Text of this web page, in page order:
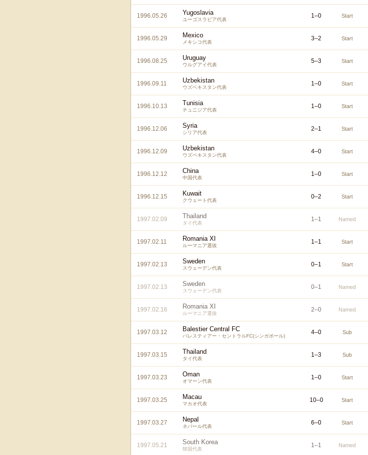
1996.05.26 Yugoslavia
ユーゴスラビア代表
1–0 Start
1996.05.29 Mexico
メキシコ代表
3–2 Start
1996.08.25 Uruguay
ウルグアイ代表
5–3 Start
1996.09.11 Uzbekistan
ウズベキスタン代表
1–0 Start
1996.10.13 Tunisia
チュニジア代表
1–0 Start
1996.12.06 Syria
シリア代表
2–1 Start
1996.12.09 Uzbekistan
ウズベキスタン代表
4–0 Start
1996.12.12 China
中国代表
1–0 Start
1996.12.15 Kuwait
クウェート代表
0–2 Start
1997.02.09 Thailand
タイ代表
1–1 Named
1997.02.11 Romania XI
ルーマニア選抜
1–1 Start
1997.02.13 Sweden
スウェーデン代表
0–1 Start
1997.02.13 Sweden
スウェーデン代表
0–1 Named
1997.02.16 Romania XI
ルーマニア選抜
2–0 Named
1997.03.12 Balestier Central FC
バレスティアー・セントラルFC(シンガポール)
4–0 Sub
1997.03.15 Thailand
タイ代表
1–3 Sub
1997.03.23 Oman
オマーン代表
1–0 Start
1997.03.25 Macau
マカオ代表
10–0 Start
1997.03.27 Nepal
ネパール代表
6–0 Start
1997.05.21 South Korea
韓国代表
1–1 Named